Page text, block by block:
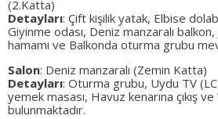
(2.Katta)
Detayları: Çift kişilik yatak, Elbise
Giyinme odası, Deniz manzaralı balkon,
hamamı ve Balkonda oturma grubu
Salon: Deniz manzaralı (Zemin Katta)
Detayları: Oturma grubu, Uydu TV
yemek masası, Havuz kenarına çıkış
bulunmaktadır.